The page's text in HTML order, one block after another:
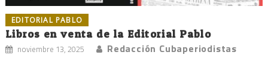
EDITORIAL PABLO
Libros en venta de la Editorial Pablo
noviembre 13, 2025 Redacción Cubaperiodistas